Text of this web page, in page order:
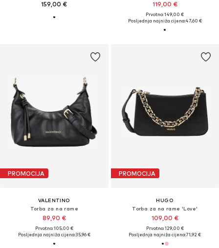
159,00 € 119,00 €
Prvotno: 149,00 €
Posljednja najniža cijena:47,60 €
PROMOCIJA
VALENTINO
Torba za na rame
89,90 €
Prvotno: 105,00 €
Posljednja najniža cijena:35,96 €
PROMOCIJA
HUGO
Torba za na rame 'Love'
109,00 €
Prvotno: 129,00 €
Posljednja najniža cijena:71,92 €